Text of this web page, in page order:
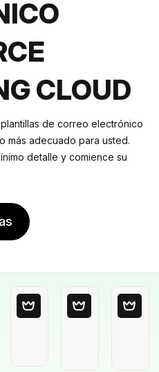
CLOUD
de correo electrónico
más adecuado para usted.
detalle y comience su